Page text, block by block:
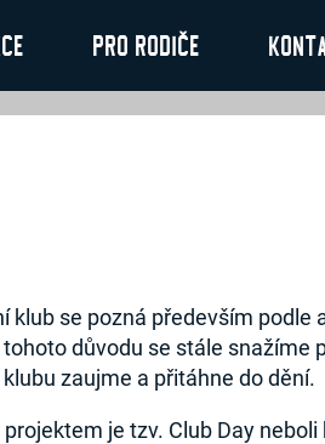
Pro rodiče
klub se pozná především podle
důvodu se stále snažíme
zaujme a přitáhne do dění.
je tzv. Club Day neboli